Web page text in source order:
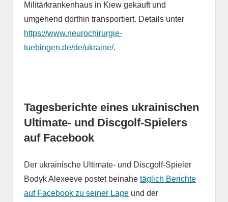
Militärkrankenhaus in Kiew gekauft und
umgehend dorthin transportiert. Details unter
https://www.neurochirurgie-
tuebingen.de/de/ukraine/.
Tagesberichte eines ukrainischen
Ultimate- und Discgolf-Spielers
auf Facebook
Der ukrainische Ultimate- und Discgolf-Spieler
Bodyk Alexeeve postet beinahe täglich Berichte
auf Facebook zu seiner Lageund der